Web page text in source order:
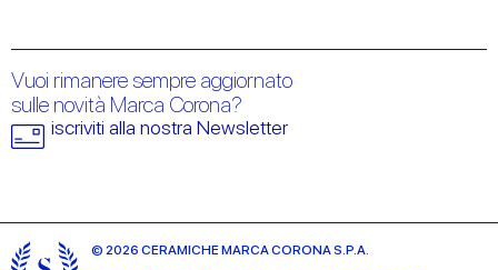
Vuoi rimanere sempre aggiornato
sulle novità Marca Corona?
iscriviti alla nostra Newsletter
© 2026 CERAMICHE MARCA CORONA S.P.A.